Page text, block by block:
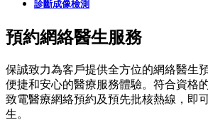
診斷成像檢測
預約網絡醫生服務
保誠致力為客戶提供全方位的網絡醫生
便捷和安心的醫療服務體驗。符合資格
致電醫療網絡預約及預先批核熱線，即
生。